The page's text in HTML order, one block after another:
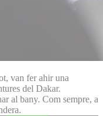
van fer ahir una
del Dakar.
al bany. Com sempre, a